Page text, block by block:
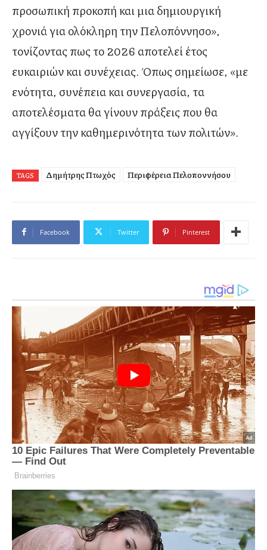
προσωπική προκοπή και μια δημιουργική
χρονιά για ολόκληρη την Πελοπόννησο»,
τονίζοντας πως το 2026 αποτελεί έτος
ευκαιριών και συνέχειας. Όπως σημείωσε, «με
ενότητα, συνέπεια και συνεργασία, τα
αποτελέσματα θα γίνουν πράξεις που θα
αγγίξουν την καθημερινότητα των πολιτών».
TAGS Δημήτρης Πτωχός Περιφέρεια Πελοποννήσου
Facebook Twitter Pinterest